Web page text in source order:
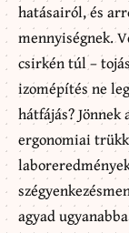
hatásairól, és
mennyiségnek.
csirkén túl –
izomépítés ne
hátfájás?
ergonomiai
agyad